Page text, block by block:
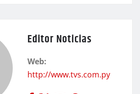
Editor Noticias
Web:
http://www.tvs.com.py